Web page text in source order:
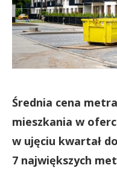
Średnia cena
mieszkania w
w ujęciu kwartał
7 największych